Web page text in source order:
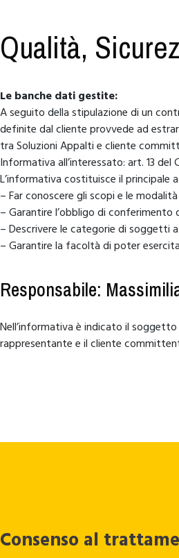
Qualità,
Le banche dati gestite:
A seguito della stipulazione di un
definite dal cliente provvede ad
tra Soluzioni Appalti e cliente
Informativa all’interessato: art. 13 del
L’informativa costituisce il principale
– Far conoscere gli scopi e le
– Garantire l’obbligo di conferimento
– Descrivere le categorie di soggetti
– Garantire la facoltà di poter
Responsabile:
Nell’informativa è indicato il
rappresentante e il cliente
Consenso al